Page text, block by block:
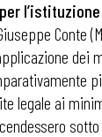
Conte
dei
legale ai